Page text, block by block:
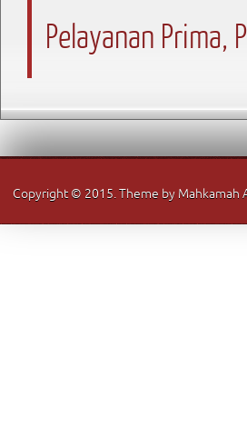
Pelayanan
Copyright © 2015. Theme by Mahkamah